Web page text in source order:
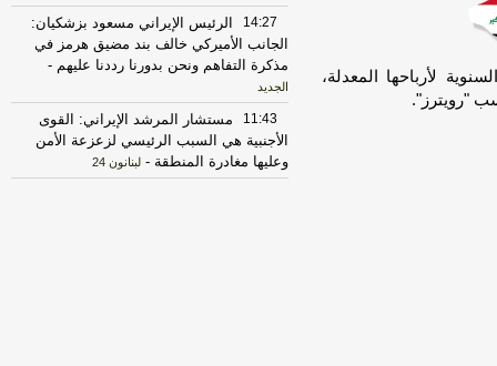
لأرباحها المعدلة،
"رويترز".
14:27
الرئيس الإيراني مسعود بزشكيان:
الجانب الأميركي خالف بند مضيق هرمز في
مذكرة التفاهم ونحن بدورنا رددنا عليهم -
الجديد
11:43
مستشار المرشد الإيراني: القوى
الأجنبية هي السبب الرئيسي لزعزعة الأمن
وعليها مغادرة المنطقة - لبنانون 24